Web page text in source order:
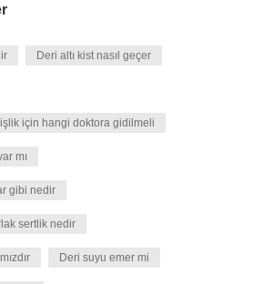
Deri altı kist nasıl geçer
için hangi doktora gidilmeli
mı
gibi nedir
sertlik nedir
Deri suyu emer mi